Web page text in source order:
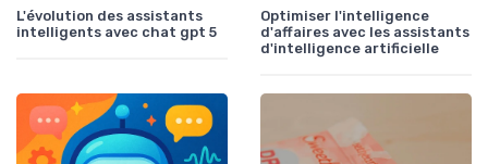
L'évolution des assistants
intelligents avec chat gpt 5
Optimiser l'intelligence
d'affaires avec les assistants
d'intelligence artificielle